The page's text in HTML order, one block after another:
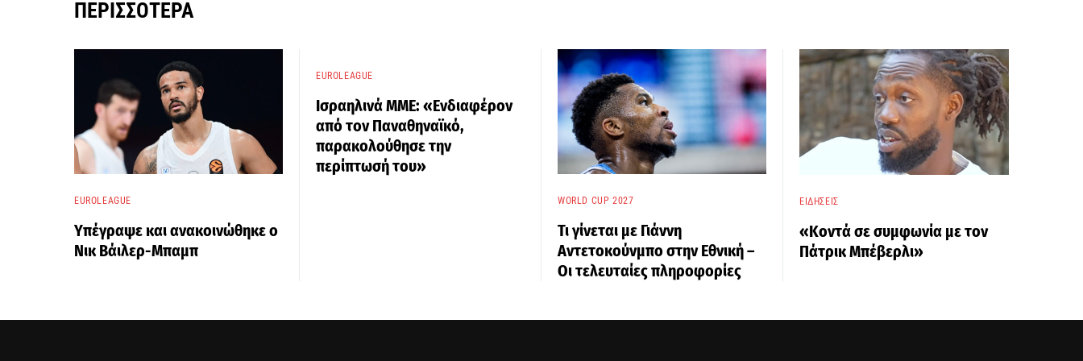
ΠΕΡΙΣΣΌΤΕΡΑ
EUROLEAGUE
Υπέγραψε και ανακοινώθηκε ο
Νικ Βάιλερ-Μπαμπ
EUROLEAGUE
Ισραηλινά ΜΜΕ: «Ενδιαφέρον
από τον Παναθηναϊκό,
παρακολούθησε την
περίπτωσή του»
WORLD CUP 2027
Τι γίνεται με Γιάννη
Αντετοκούνμπο στην Εθνική –
Οι τελευταίες πληροφορίες
ΕΙΔΉΣΕΙΣ
«Κοντά σε συμφωνία με τον
Πάτρικ Μπέβερλι»